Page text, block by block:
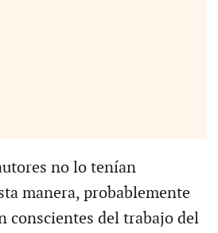
no lo tenían
manera, probablemente
conscientes del trabajo del